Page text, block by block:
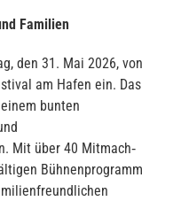
Familien
den 31. Mai 2026, von
am Hafen ein. Das
bunten
Mit über 40 Mitmach‑
Bühnenprogramm